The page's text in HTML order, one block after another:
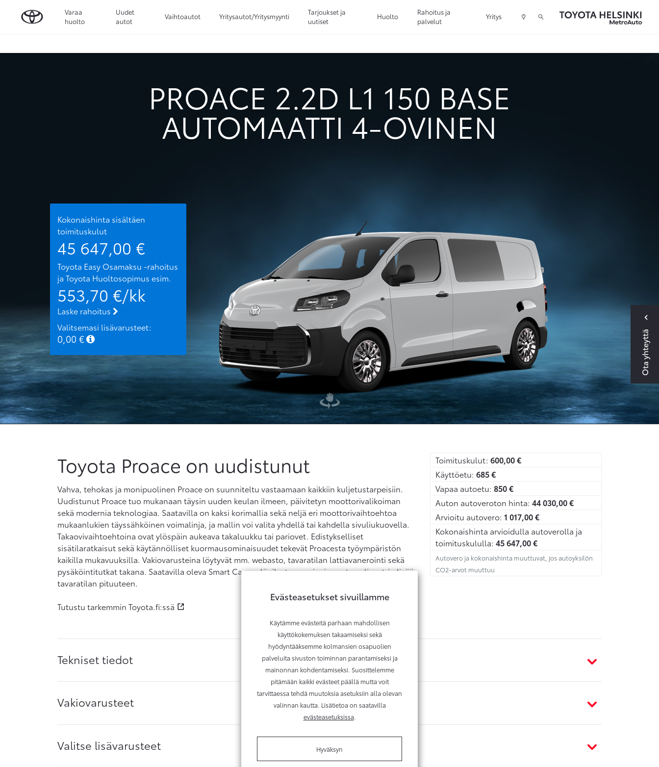
Varaa
huolto
Uudet
autot
Vaihtoautot Yritysautot/Yritysmyynti
Tarjoukset ja
uutiset
Huolto
Rahoitus ja
palvelut
Yritys
Ota yhteyttä
PROACE 2.2D L1 150 BASE
AUTOMAATTI 4-OVINEN
Kokonaishinta sisältäen
toimituskulut
45 647,00 €
Toyota Easy Osamaksu -rahoitus
ja Toyota Huoltosopimus esim.
553,70 €/kk
Laske rahoitus
Valitsemasi lisävarusteet:
0,00 €
Toyota Proace on uudistunut
Vahva, tehokas ja monipuolinen Proace on suunniteltu vastaamaan kaikkiin kuljetustarpeisiin.
Uudistunut Proace tuo mukanaan täysin uuden keulan ilmeen, päivitetyn moottorivalikoiman
sekä modernia teknologiaa. Saatavilla on kaksi korimallia sekä neljä eri moottorivaihtoehtoa
mukaanlukien täyssähköinen voimalinja, ja mallin voi valita yhdellä tai kahdella sivuliukuovella.
Takaovivaihtoehtoina ovat ylöspäin aukeava takaluukku tai pariovet. Edistykselliset
sisätilaratkaisut sekä käytännölliset kuormausominaisuudet tekevät Proacesta työympäristön
kaikilla mukavuuksilla. Vakiovarusteina löytyvät mm. webasto, tavaratilan lattiavanerointi sekä
pysäköintitutkat takana. Saatavilla oleva Smart Cargo -läpilastausominaisuus tuo yli metrin lisää
tavaratilan pituuteen.
Tutustu tarkemmin Toyota.fi:ssä
Toimituskulut: 600,00€
Käyttöetu: 685€
Vapaa autoetu: 850€
Auton autoveroton hinta: 44 030,00€
Arvioitu autovero: 1 017,00€
Kokonaishinta arvioidulla autoverolla ja
toimituskululla: 45 647,00€
Autovero ja kokonaishinta muuttuvat, jos autoyksilön
CO2-arvot muuttuu
Tekniset tiedot
Vakiovarusteet
Valitse lisävarusteet
Evästeasetukset sivuillamme
Käytämme evästeitä parhaan mahdollisen
käyttökokemuksen takaamiseksi sekä
hyödyntääksemme kolmansien osapuolien
palveluita sivuston toiminnan parantamiseksi ja
mainonnan kohdentamiseksi. Suosittelemme
pitämään kaikki evästeet päällä mutta voit
tarvittaessa tehdä muutoksia asetuksiin alla olevan
valinnan kautta. Lisätietoa on saatavilla
evästeasetuksissa.
Hyväksyn